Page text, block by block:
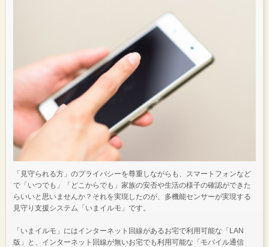
「見守られる方」のプライバシーを尊重しながらも、スマートフォンなど
で「いつでも」「どこからでも」家族の安否や生活の様子の確認ができた
らいいと思いませんか？それを実現したのが、多機能センサーが実現する
見守り支援システム「いまイルモ」です。
「いまイルモ」にはインターネット回線があるお宅で利用可能な「LAN
版」と、インターネット回線が無いお宅でも利用可能な「モバイル通信